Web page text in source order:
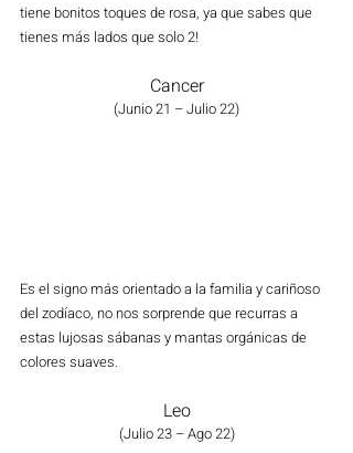
tiene bonitos toques de rosa, ya que sabes que
tienes más lados que solo 2!
Cancer
(Junio 21 – Julio 22)
Es el signo más orientado a la familia y cariñoso
del zodíaco, no nos sorprende que recurras a
estas lujosas sábanas y mantas orgánicas de
colores suaves.
Leo
(Julio 23 – Ago 22)